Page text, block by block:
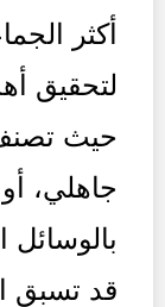
أكثر
لتحقيق
حيث
جاهلي،
بالوسائل
قد تسبق